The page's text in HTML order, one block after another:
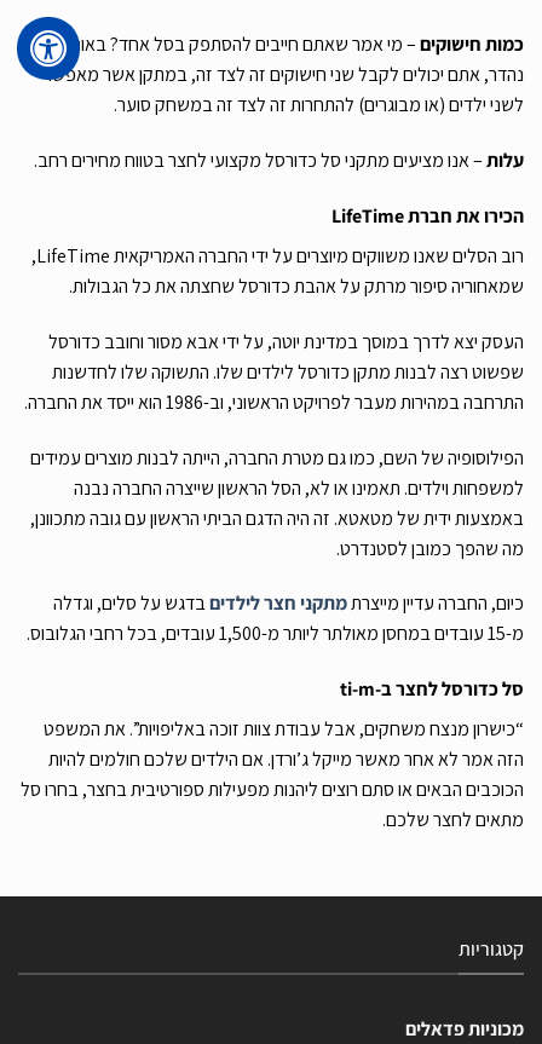
כמות חישוקים– מי אמר שאתם חייבים להסתפק בסל אחד? באותו מוצר
נהדר, אתם יכולים לקבל שני חישוקים זה לצד זה, במתקן אשר מאפשר
לשני ילדים (או מבוגרים) להתחרות זה לצד זה במשחק סוער.
עלות– אנו מציעים מתקני סל כדורסל מקצועי לחצר בטווח מחירים רחב.
הכירו את חברתLifeTime
רוב הסלים שאנו משווקים מיוצרים על ידי החברה האמריקאית LifeTime,
שמאחוריה סיפור מרתק על אהבת כדורסל שחצתה את כל הגבולות.
העסק יצא לדרך במוסך במדינת יוטה, על ידי אבא מסור וחובב כדורסל
שפשוט רצה לבנות מתקן כדורסל לילדים שלו. התשוקה שלו לחדשנות
התרחבה במהירות מעבר לפרויקט הראשוני, וב-1986 הוא ייסד את החברה.
הפילוסופיה של השם, כמו גם מטרת החברה, הייתה לבנות מוצרים עמידים
למשפחות וילדים. תאמינו או לא, הסל הראשון שייצרה החברה נבנה
באמצעות ידית של מטאטא. זה היה הדגם הביתי הראשון עם גובה מתכוונן,
מה שהפך כמובן לסטנדרט.
כיום, החברה עדיין מייצרתמתקני חצר לילדיםבדגש על סלים, וגדלה
מ-15 עובדים במחסן מאולתר ליותר מ-1,500 עובדים, בכל רחבי הגלובוס.
סל כדורסל לחצר ב-ti-m
“כישרון מנצח משחקים, אבל עבודת צוות זוכה באליפויות”. את המשפט
הזה אמר לא אחר מאשר מייקל ג’ורדן. אם הילדים שלכם חולמים להיות
הכוכבים הבאים או סתם רוצים ליהנות מפעילות ספורטיבית בחצר, בחרו סל
מתאים לחצר שלכם.
קטגוריות
מכוניות פדאלים